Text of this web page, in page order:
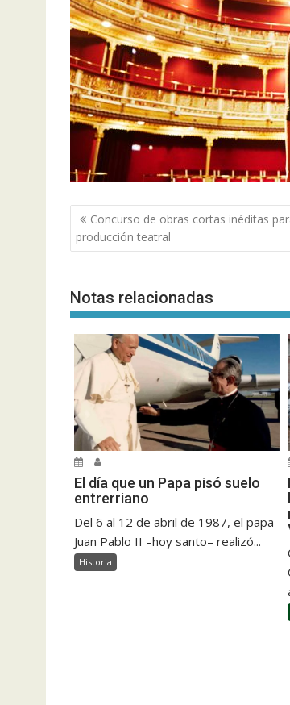
Navegación
de
entradas
Concurso de obras cortas inéditas
producción teatral
Notas relacionadas
El día que un Papa pisó suelo
entrerriano
Del 6 al 12 de abril de 1987, el papa
Juan Pablo II –hoy santo– realizó...
Historia